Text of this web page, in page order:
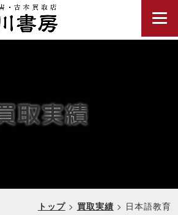
取実績
トップ> 買取実績 > 日本語教育